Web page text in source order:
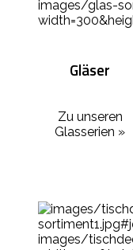
Gläser
Zu unseren
Glasserien »